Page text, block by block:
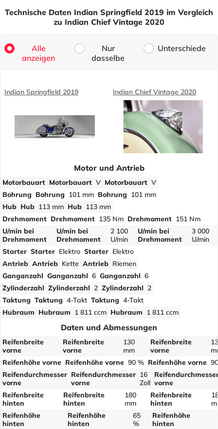
Technische Daten Indian Springfield 2019 im Vergleich
zu Indian Chief Vintage 2020
Alle
anzeigen
Nur
dasselbe
Unterschiede
Indian Springfield 2019 Indian Chief Vintage 2020
Motor und Antrieb
Motorbauart Motorbauart V Motorbauart V
Bohrung Bohrung 101 mm Bohrung 101 mm
Hub Hub 113 mm Hub 113 mm
Drehmoment Drehmoment 135 Nm Drehmoment 151 Nm
U/min bei
Drehmoment
U/min bei
Drehmoment
2 100
U/min
U/min bei
Drehmoment
3 000
U/min
Starter Starter Elektro Starter Elektro
Antrieb Antrieb Kette Antrieb Riemen
Ganganzahl Ganganzahl 6 Ganganzahl 6
Zylinderzahl Zylinderzahl 2 Zylinderzahl 2
Taktung Taktung 4-Takt Taktung 4-Takt
Hubraum Hubraum 1 811 ccm Hubraum 1 811 ccm
Daten und Abmessungen
Reifenbreite
vorne
Reifenbreite
vorne
130
mm
Reifenbreite
vorne
Reifenhöhe vorne Reifenhöhe vorne 90 % Reifenhöhe vorne
Reifendurchmesser
vorne
Reifendurchmesser
vorne
16
Zoll vorne
Reifenbreite
hinten
Reifenbreite
hinten
180
mm
Reifenbreite
hinten
Reifenhöhe
hinten
Reifenhöhe
hinten
65
%
Reifenhöhe
hinten